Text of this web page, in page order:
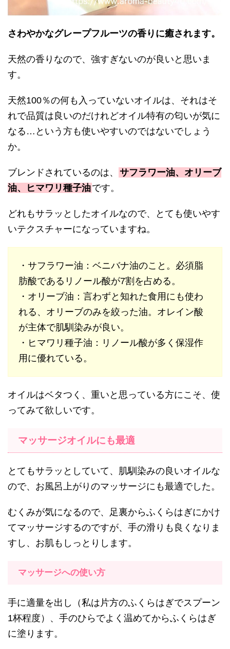
さわやかなグレープフルーツの香りに癒されます。
天然の香りなので、強すぎないのが良いと思いま
す。
天然100％の何も入っていないオイルは、それはそ
れで品質は良いのだけれどオイル特有の匂いが気に
なる…という方も使いやすいのではないでしょう
か。
ブレンドされているのは、 サフラワー油、オリーブ
油、ヒマワリ種子油です。
どれもサラッとしたオイルなので、とても使いやす
いテクスチャーになっていますね。
・サフラワー油：ベニバナ油のこと。必須脂
肪酸であるリノール酸が7割を占める。
・オリーブ油：言わずと知れた食用にも使わ
れる、オリーブのみを絞った油。オレイン酸
が主体で肌馴染みが良い。
・ヒマワリ種子油：リノール酸が多く保湿作
用に優れている。
オイルはベタつく、重いと思っている方にこそ、使
ってみて欲しいです。
マッサージオイルにも最適
とてもサラッとしていて、肌馴染みの良いオイルな
ので、お風呂上がりのマッサージにも最適でした。
むくみが気になるので、足裏からふくらはぎにかけ
てマッサージするのですが、手の滑りも良くなりま
すし、お肌もしっとりします。
マッサージへの使い方
手に適量を出し（私は片方のふくらはぎでスプーン
1杯程度）、手のひらでよく温めてからふくらはぎ
に塗ります。